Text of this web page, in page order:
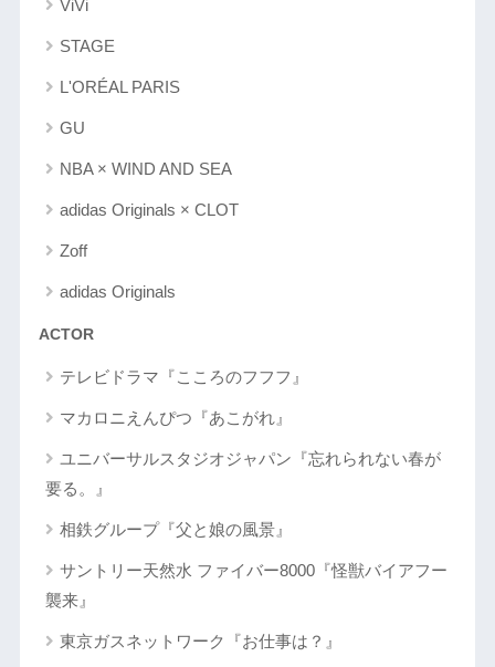
ViVi
STAGE
L'ORÉAL PARIS
GU
NBA × WIND AND SEA
adidas Originals × CLOT
Zoff
adidas Originals
ACTOR
テレビドラマ『こころのフフフ』
マカロニえんぴつ『あこがれ』
ユニバーサルスタジオジャパン『忘れられない春が
要る。』
相鉄グループ『父と娘の風景』
サントリー天然水 ファイバー8000『怪獣バイアフー
襲来』
東京ガスネットワーク『お仕事は？』